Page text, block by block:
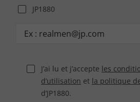
JP1880
J’ai lu et j’accepte les
d’utilisation et la politique
d’JP1880.